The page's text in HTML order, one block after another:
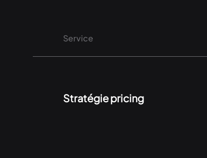
Service
Stratégie pricing